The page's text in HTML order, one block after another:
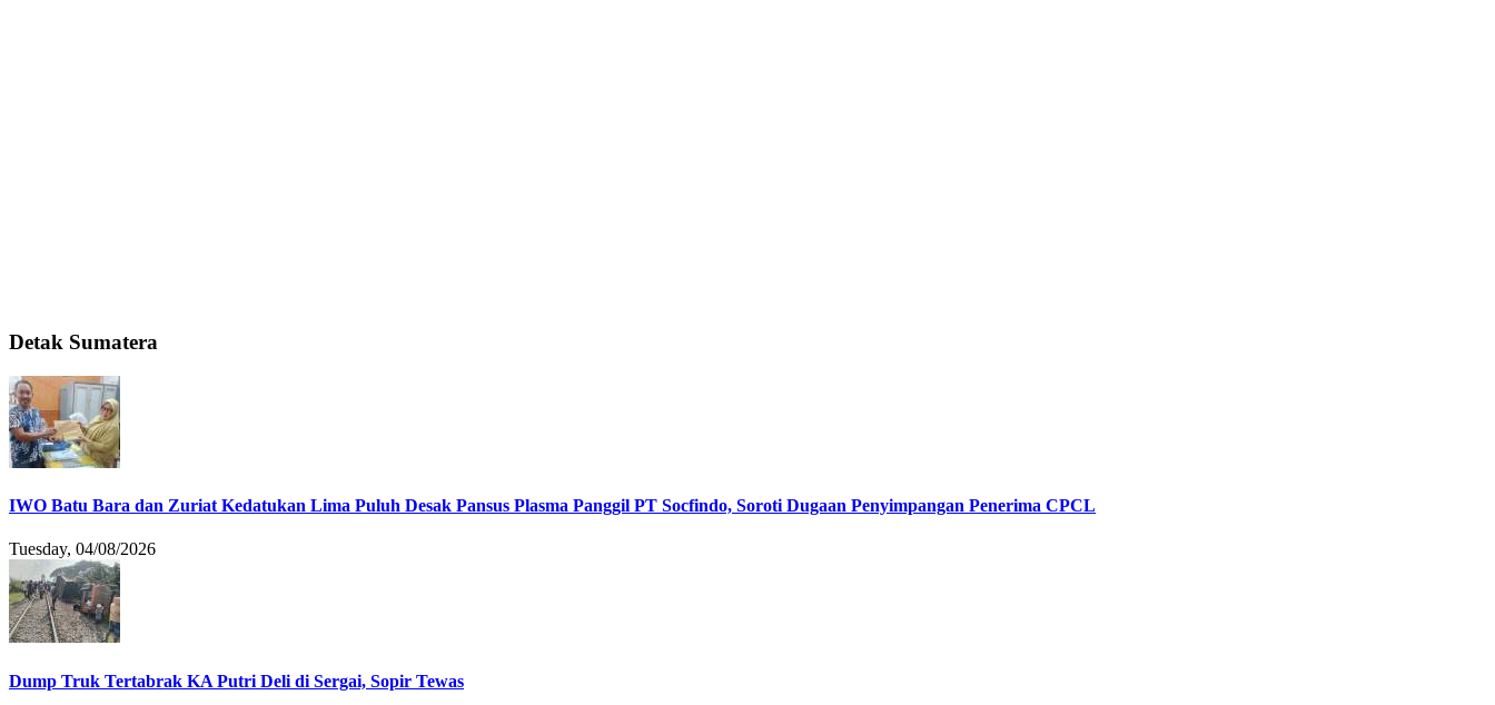
Detak Sumatera
IWO Batu Bara dan Zuriat Kedatukan Lima Puluh Desak Pansus Plasma Panggil PT Socfindo, Soroti Dugaan Penyimpangan Penerima CPCL
Tuesday, 04/08/2026
Dump Truk Tertabrak KA Putri Deli di Sergai, Sopir Tewas